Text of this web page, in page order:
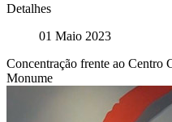
Detalhes
01 Maio 2023
Concentração frente ao Centro
Monume